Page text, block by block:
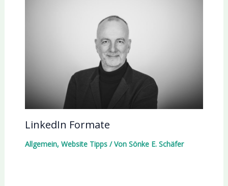
LinkedIn Formate
Allgemein, Website Tipps/ Von Sönke E. Schäfer